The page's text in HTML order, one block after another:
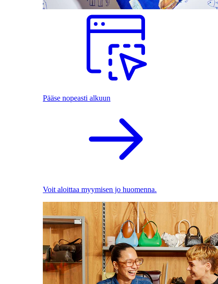
Pääse nopeasti alkuun
Voit aloittaa myymisen jo huomenna.